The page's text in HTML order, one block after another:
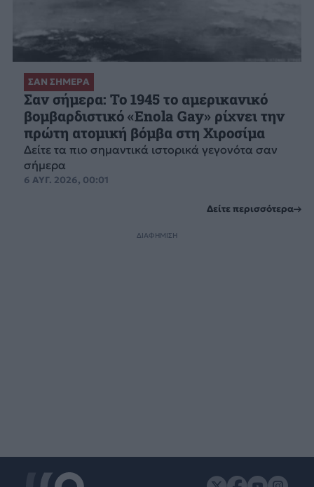
ΣΑΝ ΣΗΜΕΡΑ
Σαν σήμερα: Το 1945 το αμερικανικό
βομβαρδιστικό «Enola Gay» ρίχνει την
πρώτη ατομική βόμβα στη Χιροσίμα
Δείτε τα πιο σημαντικά ιστορικά γεγονότα σαν
σήμερα
6 ΑΥΓ. 2026, 00:01
Δείτε περισσότερα
ΔΙΑΦΗΜΙΣΗ